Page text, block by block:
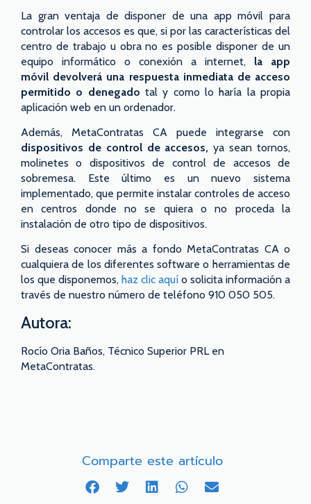
La gran ventaja de disponer de una app móvil para
controlar los accesos es que, si por las características del
centro de trabajo u obra no es posible disponer de un
equipo informático o conexión a internet, la app
móvil devolverá una respuesta inmediata de acceso
permitido o denegado tal y como lo haría la propia
aplicación web en un ordenador.
Además, MetaContratas CA puede integrarse con
dispositivos de control de accesos, ya sean tornos,
molinetes o dispositivos de control de accesos de
sobremesa. Este último es un nuevo sistema
implementado, que permite instalar controles de acceso
en centros donde no se quiera o no proceda la
instalación de otro tipo de dispositivos.
Si deseas conocer más a fondo MetaContratas CA o
cualquiera de los diferentes software o herramientas de
los que disponemos, haz clic aquí o solicita información a
través de nuestro número de teléfono 910 050 505.
Autora:
Rocío Oria Baños, Técnico Superior PRL en
MetaContratas.
Comparte este artículo